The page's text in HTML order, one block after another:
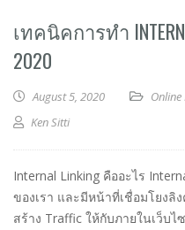
เทคนิคการทำ
2020
August 5, 2020
Ken Sitti
Internal Linking คืออะไร
ของเรา และมีหน้าที่เชื่อมโยงลิ
สร้าง Traffic ให้กับภายในเว็บ